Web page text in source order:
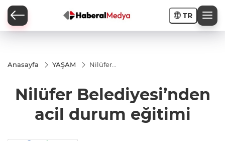
TR
Anasayfa YAŞAM
Nilüfer
eğitimi
Nilüfer Belediyesi’nden
acil durum eğitimi